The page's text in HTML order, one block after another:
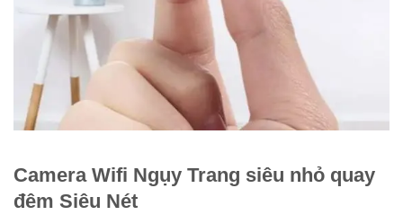
Camera Wifi Ngụy Trang siêu nhỏ quay
đêm Siêu Nét